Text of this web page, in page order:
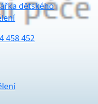
dětského
458 452